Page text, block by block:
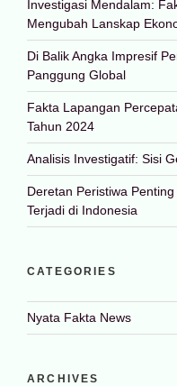
Investigasi Mendalam:
Mengubah Lanskap
Di Balik Angka Impresif
Panggung Global
Fakta Lapangan
Tahun 2024
Analisis Investigatif: Sisi
Deretan Peristiwa
Terjadi di Indonesia
CATEGORIES
Nyata Fakta News
ARCHIVES